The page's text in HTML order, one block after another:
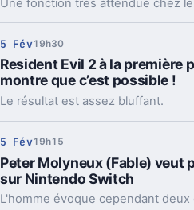
5 Fév19h30
Resident Evil 2 à la première
montre que c’est possible !
Le résultat est assez bluffant.
5 Fév19h15
Peter Molyneux (Fable) veut
sur Nintendo Switch
L'homme évoque cependant